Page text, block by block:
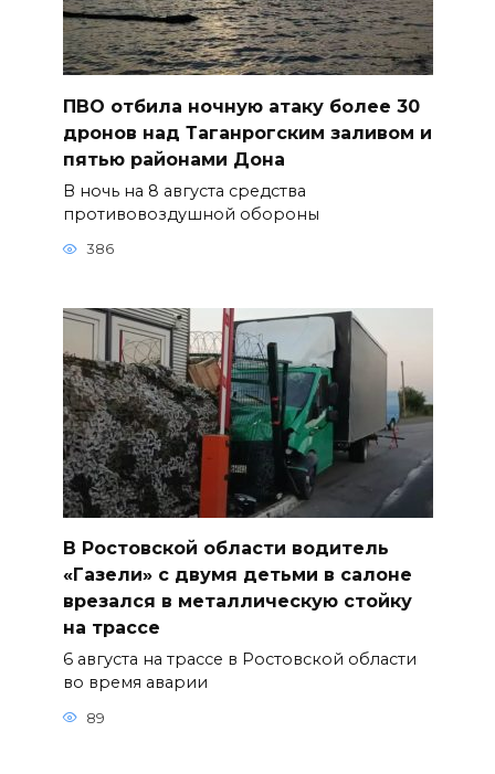
ПВО отбила ночную атаку более 30
дронов над Таганрогским заливом и
пятью районами Дона
В ночь на 8 августа средства
противовоздушной обороны
386
В Ростовской области водитель
«Газели» с двумя детьми в салоне
врезался в металлическую стойку
на трассе
6 августа на трассе в Ростовской области
во время аварии
89